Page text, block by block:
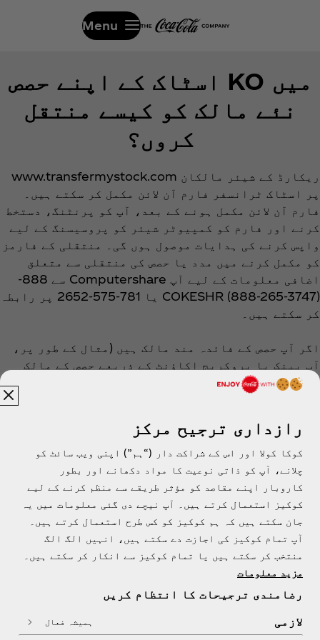
Menu
میں KO اسٹاک کے اپنے حصص
نئے مالک کو کیسے منتقل
کروں؟
ریکارڈ کے شیئر مالکان www.transfermystock.com
پر اسٹاک ٹرانسفر فارم آن لائن مکمل کر سکتے ہیں۔
فارم آن لائن مکمل ہونے کے بعد، آپ کو پرنٹنگ، دستخط
کرنے اور فارم کو کمپیوٹر شیئر کو پروسیسنگ کے لیے
واپس کرنے کی ہدایات موصول ہوں گی۔ منتقلی کے فارمز
کو مکمل کرنے میں مدد یا حصص کی منتقلی سے متعلق
اضافی معلومات کے لیے آپ Computershare سے 888-
COKESHR (888-265-3747) یا 781-575-2652 پر رابطہ
کر سکتے ہیں۔
اگر آپ حصص کے فائدہ مند مالک ہیں (مثال کے طور پر،
آپ بینک یا بروکریج اکاؤنٹ کے ذریعے حصص کے مالک
ہیں) اور آپ کے اسٹاک کی ملکیت کے بارے میں مخصوص
سوالات ہیں، تو مدد کے لیے اپنے بینک/بروکر سے براہ
پاکستان | اردو
ہمارے بارے میں
رازداری ترجیح مرکز
کوکا کولا اور اس کے شراکت دار (“ہم”) اپنی ویب سائٹ کو
چلانے، آپ کو ذاتی نوعیت کا مواد دکھانے اور بطور
کاروبار اپنے مقاصد کو مؤثر طریقے سے منظم کرنے کے لیے
کوکیز استعمال کرتے ہیں۔ آپ نیچے دی گئی معلومات میں یہ
جان سکتے ہیں کہ ہم کوکیز کو کس طرح استعمال کرتے ہیں۔
آپ تمام کوکیز کی اجازت دے سکتے ہیں، انہیں الگ الگ
منتخب کر سکتے ہیں یا تمام کوکیز سے انکار کر سکتے ہیں۔
مزید معلومات
رضامندی ترجیحات کا انتظام کریں
لازمی
ہمیشہ فعال